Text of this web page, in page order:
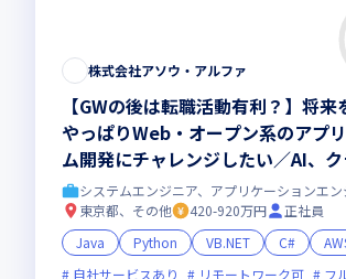
株式会社アソウ・アルファ
【GWの後は転職活動有利？】将
やっぱりWeb・オープン系のアプ
ム開発にチャレンジしたい／AI、
Xなど最先端案件にも興味がある／
ープしたい／できる限り通勤時間は
いい／技術だけでなく人としても頼
になりたい
システムエンジニア、アプリケーションエン
東京都、その他
420-920万円
正社員
Java
Python VB.NET C#
自社サービスあり
リモートワーク可 フ